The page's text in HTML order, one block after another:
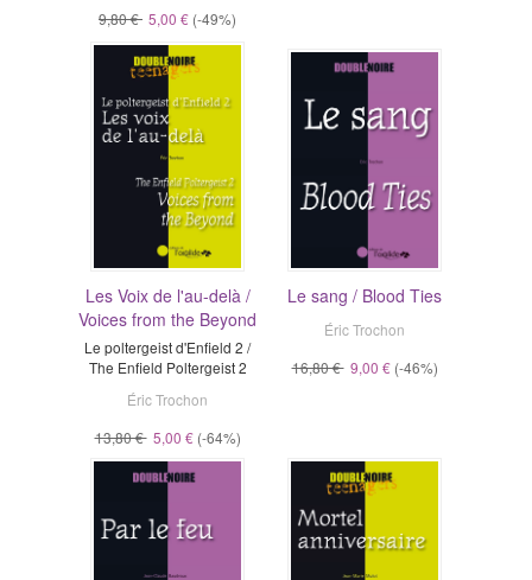
9,80 € 5,00 € (-49%)
Les Voix de l'au-delà /
Voices from the Beyond
Le poltergeist d'Enfield 2 /
The Enfield Poltergeist 2
Éric Trochon
13,80 € 5,00 € (-64%)
Le sang / Blood Ties
Éric Trochon
16,80 € 9,00 € (-46%)